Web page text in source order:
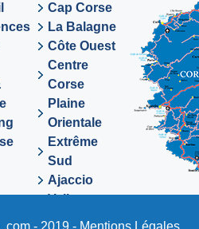
Cap Corse
La Balagne
Côte Ouest
Centre
Corse
Plaine
Orientale
Extrême
Sud
Ajaccio
Valinco
Sartene
- 2019 - Mentions Légales